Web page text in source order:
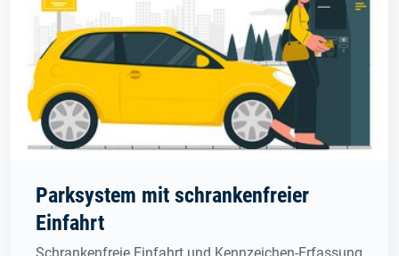
Parksystem mit schrankenfreier
Einfahrt
Schrankenfreie Einfahrt und Kennzeichen-Erfassung